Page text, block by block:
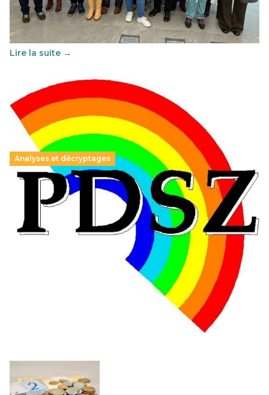
Cette année, l'UNSA Éducation a mené un projet Erasmus
soutenu par l'union Européenne et centré sur l'éducation
au vivre-ensemble : quelles différences entre la France…
Lire la suite →
Analyses et décryptages
Hongrie : du changement pour les politiques
éducatives, aussi !
25 juin 2026
En Hongrie, le conservateur Peter Magyar et son parti
Tisza "Respect et liberté" ont remporté une large victoire,
contre le premier ministre sortant, Viktor Orban,…